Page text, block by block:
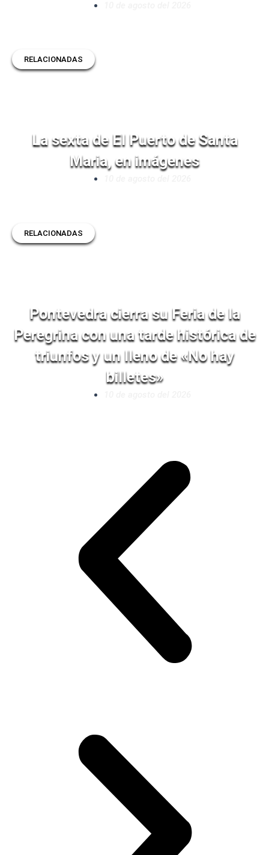
RELACIONADAS
La sexta de El Puerto de Santa
Maria, en imágenes
RELACIONADAS
Pontevedra cierra su Feria de la
Peregrina con una tarde histórica de
triunfos y un lleno de «No hay
billetes»